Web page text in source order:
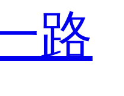
路